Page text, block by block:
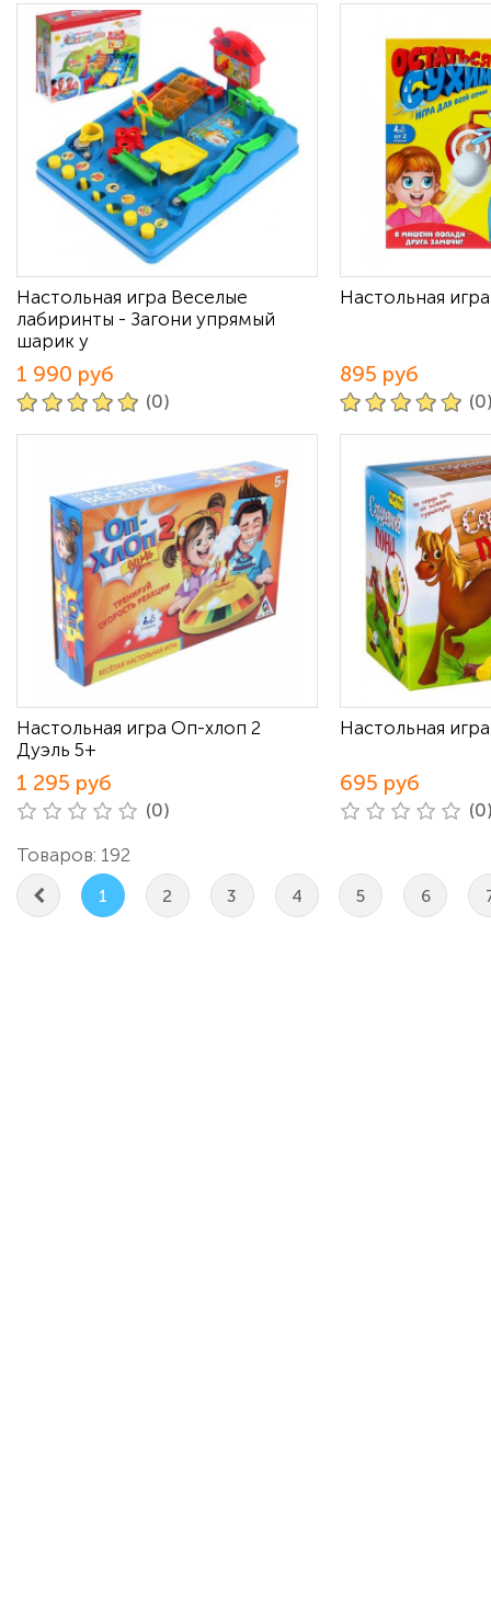
Настольная игра Веселые
лабиринты - Загони упрямый
шарик у
1 990 руб
(0)
Настольная
895 руб
Настольная игра Оп-хлоп 2
Дуэль 5+
1 295 руб
(0)
Настольная
695 руб
Товаров: 192
1 2 3 4 5 6